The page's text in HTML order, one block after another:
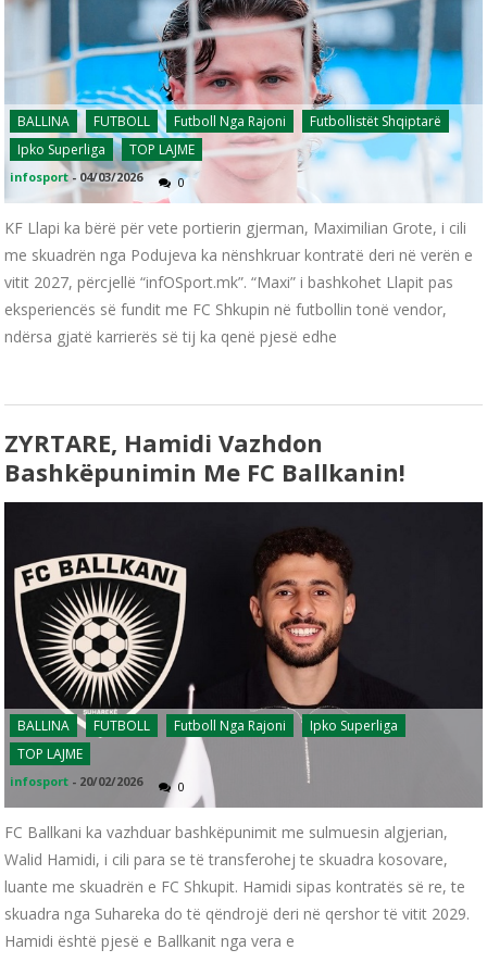
BALLINA FUTBOLL Futboll Nga Rajoni
Futbollistët Shqiptarë
Ipko Superliga
TOP LAJME
infosport - 04/03/2026 0
KF Llapi ka bërë për vete portierin gjerman, Maximilian Grote, i cili
me skuadrën nga Podujeva ka nënshkruar kontratë deri në verën e
vitit 2027, përcjellë “infOSport.mk”. “Maxi” i bashkohet Llapit pas
eksperiencës së fundit me FC Shkupin në futbollin tonë vendor,
ndërsa gjatë karrierës së tij ka qenë pjesë edhe
ZYRTARE, Hamidi Vazhdon
Bashkëpunimin Me FC Ballkanin!
BALLINA FUTBOLL Futboll Nga Rajoni
Ipko Superliga
TOP LAJME
infosport - 20/02/2026 0
FC Ballkani ka vazhduar bashkëpunimit me sulmuesin algjerian,
Walid Hamidi, i cili para se të transferohej te skuadra kosovare,
luante me skuadrën e FC Shkupit. Hamidi sipas kontratës së re, te
skuadra nga Suhareka do të qëndrojë deri në qershor të vitit 2029.
Hamidi është pjesë e Ballkanit nga vera e